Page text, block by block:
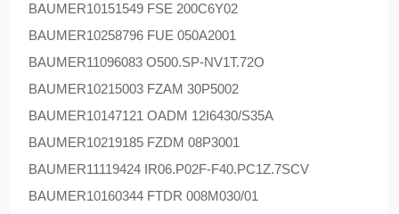
BAUMER10151549 FSE 200C6Y02
BAUMER10258796 FUE 050A2001
BAUMER11096083 O500.SP-NV1T.72O
BAUMER10215003 FZAM 30P5002
BAUMER10147121 OADM 12I6430/S35A
BAUMER10219185 FZDM 08P3001
BAUMER11119424 IR06.P02F-F40.PC1Z.7SCV
BAUMER10160344 FTDR 008M030/01